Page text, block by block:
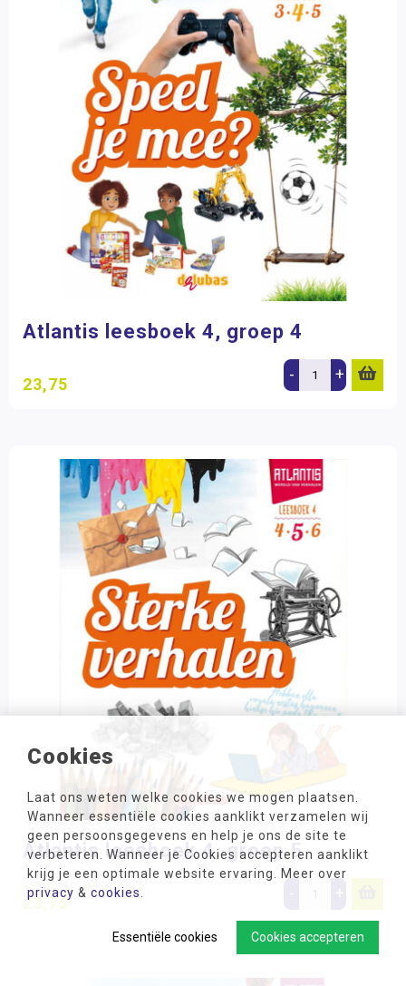
Cookies
Laat ons weten welke cookies we mogen plaatsen.
Wanneer essentiële cookies aanklikt verzamelen wij
geen persoonsgegevens en help je ons de site te
verbeteren. Wanneer je Cookies accepteren aanklikt
krijg je een optimale website ervaring. Meer over
privacy & cookies
Cookies accepteren
Essentiële cookies
Atlantis leesboek 4, groep 4
23,75 - +
Atlantis leesboek 4, groep 5
23,75